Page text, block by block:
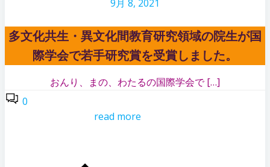
9月 8, 2021
多文化共生・異文化間教育研究領域の院生が国
際学会で若手研究賞を受賞しました。
おんり、まの、わたるの国際学会で […]
0
read more